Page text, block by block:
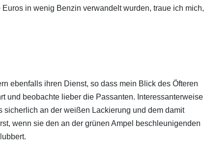
in wenig Benzin verwandelt wurden, traue ich mich,
ebenfalls ihren Dienst, so dass mein Blick des Öfteren
und beobachte lieber die Passanten. Interessanterweise
an der weißen Lackierung und dem damit
wenn sie den an der grünen Ampel beschleunigenden